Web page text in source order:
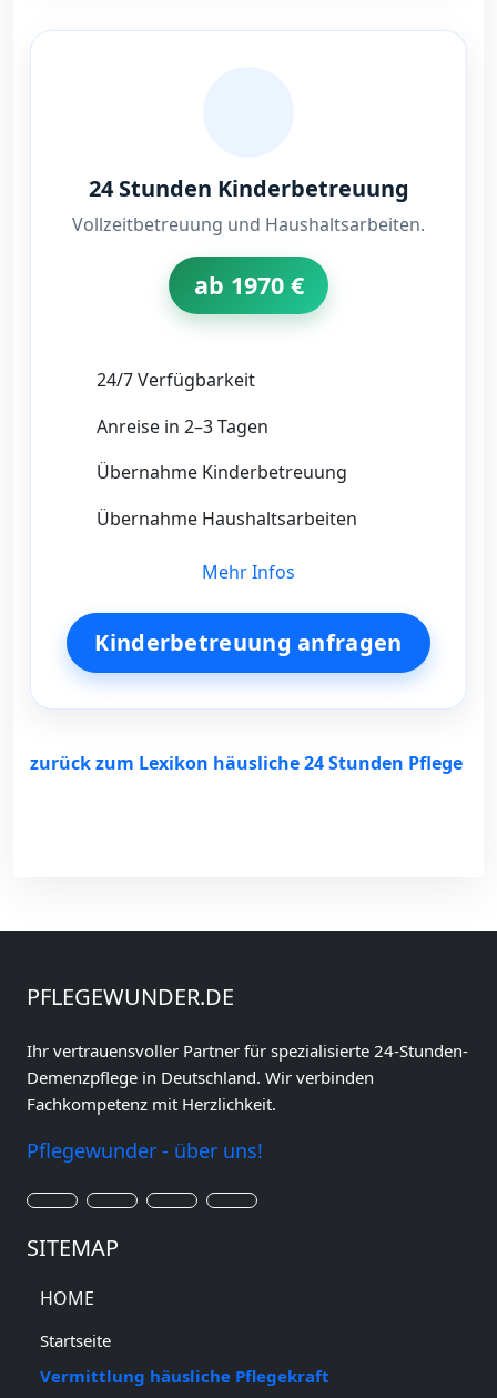
24 Stunden Kinderbetreuung
Vollzeitbetreuung und Haushaltsarbeiten.
ab 1970 €
24/7 Verfügbarkeit
Anreise in 2–3 Tagen
Übernahme Kinderbetreuung
Übernahme Haushaltsarbeiten
Mehr Infos
Kinderbetreuung anfragen
zurück zum Lexikon häusliche 24 Stunden Pflege
PFLEGEWUNDER.DE
Ihr vertrauensvoller Partner für spezialisierte 24-Stunden-
Demenzpflege in Deutschland. Wir verbinden
Fachkompetenz mit Herzlichkeit.
Pflegewunder - über uns!
SITEMAP
HOME
Startseite
Vermittlung häusliche Pflegekraft